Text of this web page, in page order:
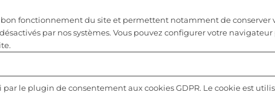
fonctionnement du site et permettent notamment de conserver
par nos systèmes. Vous pouvez configurer votre
par le plugin de consentement aux cookies GDPR. Le cookie est